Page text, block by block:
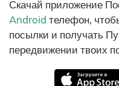
Скачай приложение
Android телефон,
посылки и получать
передвижении твоих